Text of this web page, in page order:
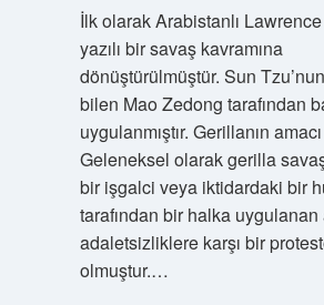
İlk olarak Arabistanlı Lawrence
yazılı bir savaş kavramına
dönüştürülmüştür. Sun
bilen Mao Zedong tarafından
uygulanmıştır. Gerillanın
Geleneksel olarak gerilla
bir işgalci veya iktidardaki bir
tarafından bir halka uygulanan
adaletsizliklere karşı bir
olmuştur.…